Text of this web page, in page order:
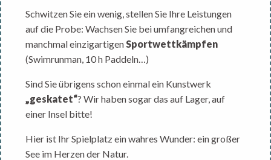
Schwitzen Sie ein wenig, stellen Sie Ihre Leistungen
auf die Probe: Wachsen Sie bei umfangreichen und
manchmal einzigartigenSportwettkämpfen
(Swimrunman, 10 h Paddeln…)
Sind Sie übrigens schon einmal ein Kunstwerk
„geskatet“? Wir haben sogar das auf Lager, auf
einer Insel bitte!
Hier ist Ihr Spielplatz ein wahres Wunder: ein großer
See im Herzen der Natur.